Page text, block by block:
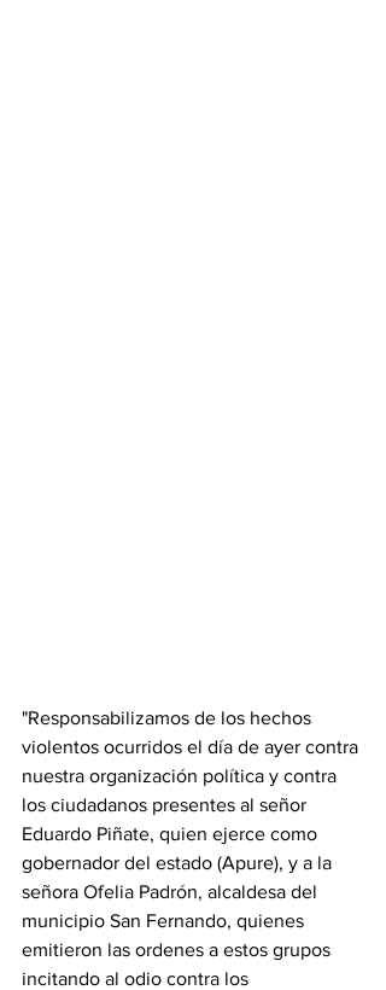
"Responsabilizamos de los hechos
violentos ocurridos el día de ayer contra
nuestra organización política y contra
los ciudadanos presentes al señor
Eduardo Piñate, quien ejerce como
gobernador del estado (Apure), y a la
señora Ofelia Padrón, alcaldesa del
municipio San Fernando, quienes
emitieron las ordenes a estos grupos
incitando al odio contra los